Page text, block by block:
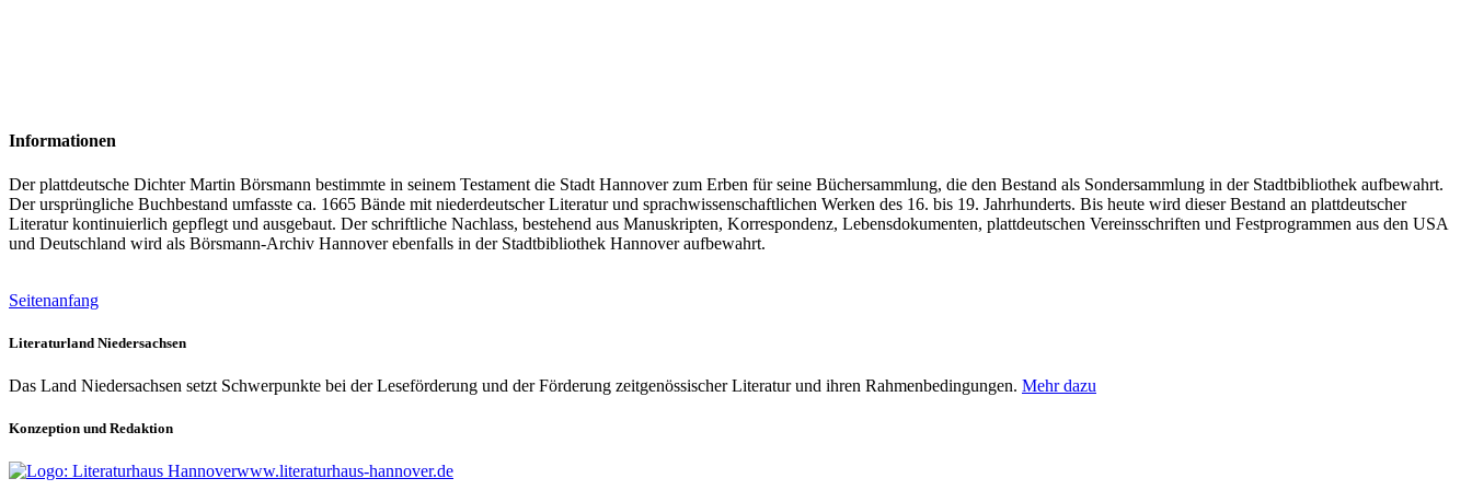
Informationen
Der plattdeutsche Dichter Martin Börsmann bestimmte in seinem Testament die Stadt Hannover zum Erben für seine Büchersammlung, die den Bestand als Sondersammlung in der Stadtbibliothek aufbewahrt.
Der ursprüngliche Buchbestand umfasste ca. 1665 Bände mit niederdeutscher Literatur und sprachwissenschaftlichen Werken des 16. bis 19. Jahrhunderts. Bis heute wird dieser Bestand an plattdeutscher
Literatur kontinuierlich gepflegt und ausgebaut. Der schriftliche Nachlass, bestehend aus Manuskripten, Korrespondenz, Lebensdokumenten, plattdeutschen Vereinsschriften und Festprogrammen aus den USA
und Deutschland wird als Börsmann-Archiv Hannover ebenfalls in der Stadtbibliothek Hannover aufbewahrt.
Seitenanfang
Literaturland Niedersachsen
Das Land Niedersachsen setzt Schwerpunkte bei der Leseförderung und der Förderung zeitgenössischer Literatur und ihren Rahmenbedingungen. Mehr dazu
Konzeption und Redaktion
www.literaturhaus-hannover.de